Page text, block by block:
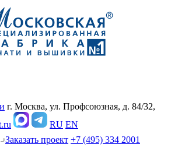
г. Москва, ул. Профсоюзная, д. 84/32,
RU EN
Заказать проект +7 (495) 334 2001